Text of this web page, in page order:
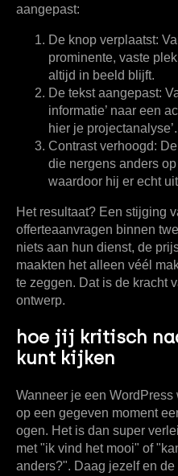
aangepast:
De knop verplaatst:
prominente, vaste
altijd in beeld blijft.
De tekst aangepast:
informatie’ naar een
hier je projectanalyse’.
Contrast verhoogd:
die nergens anders
waardoor hij er echt
Het resultaat? Een stijging
offerteaanvragen binnen
niets aan hun dienst, de
maakten het alleen véél
te zeggen. Dat is de kracht
ontwerp.
hoe jij kritisch
kunt kijken
Wanneer je een
op een gegeven moment
ogen. Het is dan super
met "ik vind het mooi" of
anders?". Daag jezelf en